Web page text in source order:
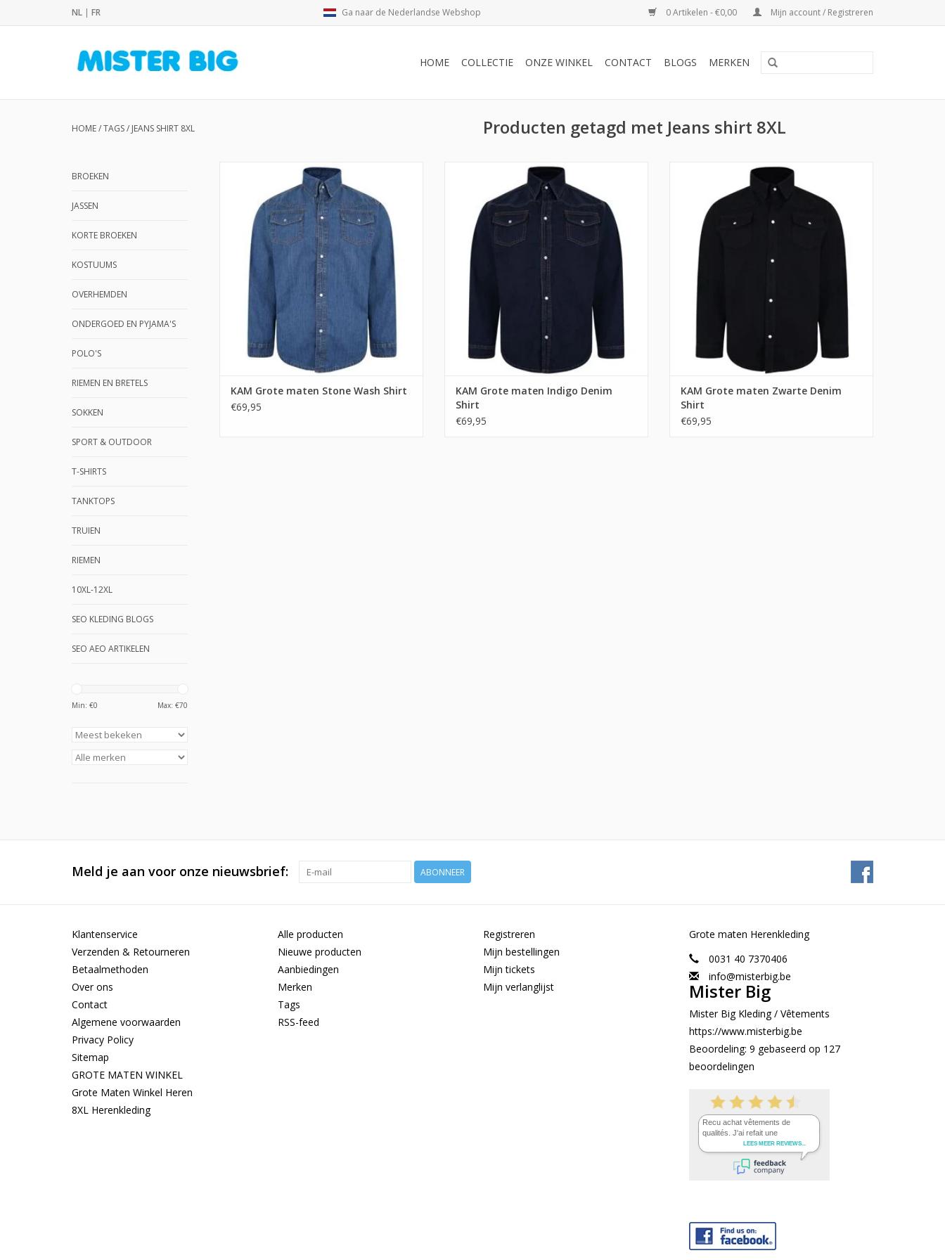
NL | FR Ga naar de Nederlandse Webshop 0 Artikelen - €0,00 Mijn account / Registreren
HOME COLLECTIE ONZE WINKEL CONTACT BLOGS MERKEN
Producten getagd met Jeans shirt 8XL
HOME/TAGS/ JEANS SHIRT 8XL
BROEKEN
JASSEN
KORTE BROEKEN
KOSTUUMS
OVERHEMDEN
ONDERGOED EN PYJAMA'S
POLO'S
RIEMEN EN BRETELS
SOKKEN
SPORT & OUTDOOR
T-SHIRTS
TANKTOPS
TRUIEN
RIEMEN
10XL-12XL
SEO KLEDING BLOGS
SEO AEO ARTIKELEN
Min: €0 Max: €70
KAM Grote maten Stone Wash Shirt
€69,95
KAM Grote maten Indigo Denim
Shirt
€69,95
KAM Grote maten Zwarte Denim
Shirt
€69,95
Meld je aan voor onze nieuwsbrief: ABONNEER
Klantenservice
Verzenden & Retourneren
Betaalmethoden
Over ons
Contact
Algemene voorwaarden
Privacy Policy
Sitemap
GROTE MATEN WINKEL
Grote Maten Winkel Heren
8XL Herenkleding
Alle producten
Nieuwe producten
Aanbiedingen
Merken
Tags
RSS-feed
Registreren
Mijn bestellingen
Mijn tickets
Mijn verlanglijst
Grote maten Herenkleding
0031 40 7370406
info@misterbig.be
Mister Big
Mister Big Kleding / Vêtements
https://www.misterbig.be
Beoordeling: 9 gebaseerd op 127
beoordelingen